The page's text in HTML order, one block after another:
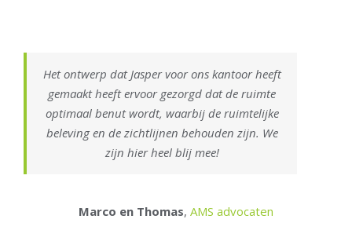
Het ontwerp dat Jasper voor ons kantoor heeft
gemaakt heeft ervoor gezorgd dat de ruimte
optimaal benut wordt, waarbij de ruimtelijke
beleving en de zichtlijnen behouden zijn. We
zijn hier heel blij mee!
Marco en Thomas, AMS advocaten